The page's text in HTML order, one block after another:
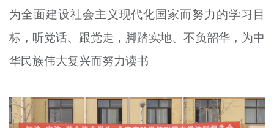
为全面建设社会主义现代化国家而努力的学习目
标，听党话、跟党走，脚踏实地、不负韶华，为中
华民族伟大复兴而努力读书。